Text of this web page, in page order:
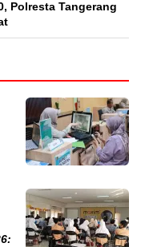
Polresta Tangerang